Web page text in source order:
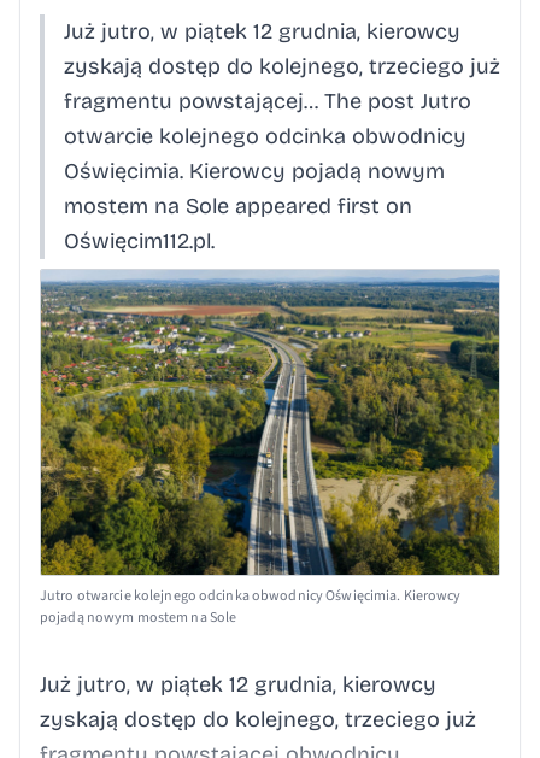
Już jutro, w piątek 12 grudnia, kierowcy
zyskają dostęp do kolejnego, trzeciego już
fragmentu powstającej… The post Jutro
otwarcie kolejnego odcinka obwodnicy
Oświęcimia. Kierowcy pojadą nowym
mostem na Sole appeared first on
Oświęcim112.pl.
Jutro otwarcie kolejnego odcinka obwodnicy Oświęcimia. Kierowcy
pojadą nowym mostem na Sole
Już jutro, w piątek 12 grudnia, kierowcy
zyskają dostęp do kolejnego, trzeciego już